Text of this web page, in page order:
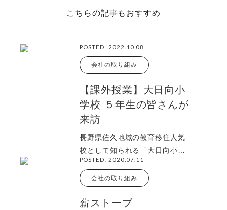
こちらの記事もおすすめ
POSTED . 2022.10.08
【課外授業】大日向小
学校 ５年生の皆さんが
来訪
長野県佐久地域の教育移住人気
校として知られる「大日向小学
校」の皆さんが大工体験にいら
っしゃいました。
会社の取り組み
POSTED . 2020.07.11
薪ストーブ
会社の取り組み